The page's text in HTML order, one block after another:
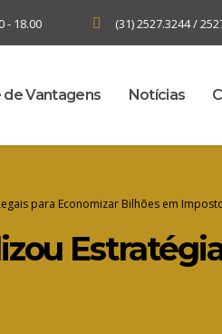
- 18.00 (31) 2527.3244 /
de Vantagens Notícias
para Economizar Bilhões em